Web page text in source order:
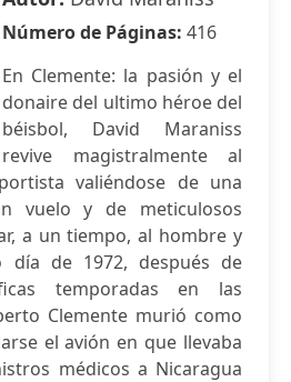
Número de Páginas: 416
En Clemente: la pasión y el
donaire del ultimo héroe del
béisbol, David Maraniss
revive magistralmente al
valiéndose de una
vuelo y de meticulosos
a un tiempo, al hombre y
de 1972, después de
temporadas en las
Clemente murió como
el avión en que llevaba
médicos a Nicaragua